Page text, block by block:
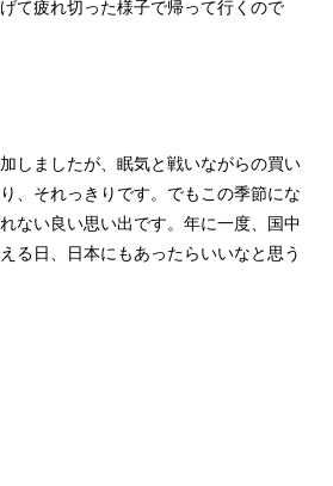
て疲れ切った様子で帰って行くので
しましたが、眠気と戦いながらの買い
、それっきりです。でもこの季節にな
ない良い思い出です。年に一度、国中
る日、日本にもあったらいいなと思う